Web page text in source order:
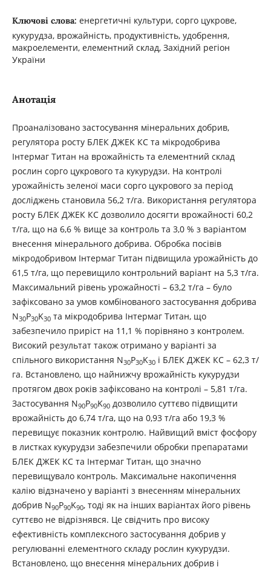
Ключові слова: енергетичні культури, сорго цукрове,
кукурудза, врожайність, продуктивність, удобрення,
макроелементи, елементний склад, Західний регіон
України
Анотація
Проаналізовано застосування мінеральних добрив,
регулятора росту БЛЕК ДЖЕК КС та мікродобрива
Інтермаг Титан на врожайність та елементний склад
рослин сорго цукрового та кукурудзи. На контролі
урожайність зеленої маси сорго цукрового за період
досліджень становила 56,2 т/га. Використання регулятора
росту БЛЕК ДЖЕК КС дозволило досягти врожайності 60,2
т/га, що на 6,6 % вище за контроль та 3,0 % з варіантом
внесення мінерального добрива. Обробка посівів
мікродобривом Інтермаг Титан підвищила урожайність до
61,5 т/га, що перевищило контрольний варіант на 5,3 т/га.
Максимальний рівень урожайності – 63,2 т/га – було
зафіксовано за умов комбінованого застосування добрива
N30P30K30та мікродобрива Інтермаг Титан, що
забезпечило приріст на 11,1 % порівняно з контролем.
Високий результат також отримано у варіанті за
спільного використання N30P30K30і БЛЕК ДЖЕК КС – 62,3 т/
га. Встановлено, що найнижчу врожайність кукурудзи
протягом двох років зафіксовано на контролі – 5,81 т/га.
Застосування N90P90K90дозволило суттєво підвищити
врожайність до 6,74 т/га, що на 0,93 т/га або 19,3 %
перевищує показник контролю. Найвищий вміст фосфору
в листках кукурудзи забезпечили обробки препаратами
БЛЕК ДЖЕК КС та Інтермаг Титан, що значно
перевищувало контроль. Максимальне накопичення
калію відзначено у варіанті з внесенням мінеральних
добрив N90P90K90, тоді як на інших варіантах його рівень
суттєво не відрізнявся. Це свідчить про високу
ефективність комплексного застосування добрив у
регулюванні елементного складу рослин кукурудзи.
Встановлено, що внесення мінеральних добрив і